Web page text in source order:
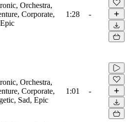
Orchestra,
Corporate,
1:28 -
Orchestra,
Corporate,
Sad, Epic
1:01 -